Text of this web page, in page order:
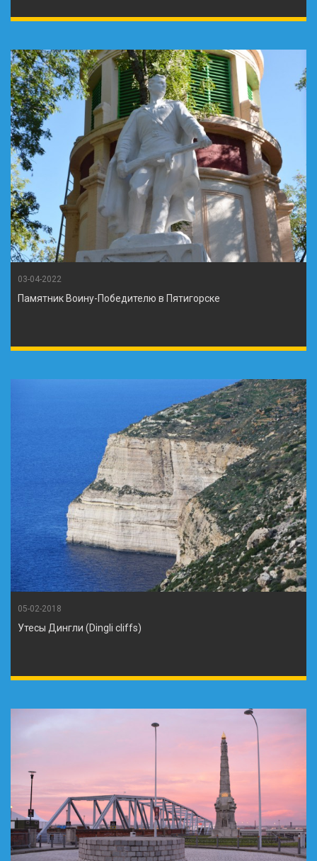
03-04-2022
Памятник Воину-Победителю в Пятигорске
05-02-2018
Утесы Дингли (Dingli cliffs)